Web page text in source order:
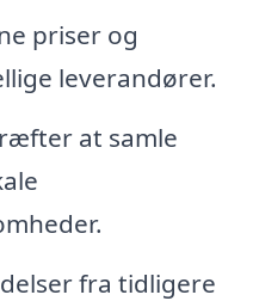
priser og
leverandører.
at samle
fra tidligere